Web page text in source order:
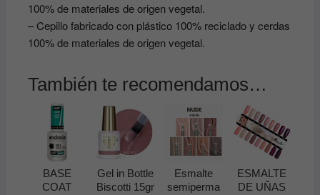
100% de materiales de origen vegetal.
– Cepillo fabricado con plástico 100% reciclado y cerdas
100% de materiales de origen vegetal.
También te recomendamos…
BASE
COAT
Gel in Bottle
Biscotti 15gr
Esmalte
semiperma
ESMALTE
DE UÑAS